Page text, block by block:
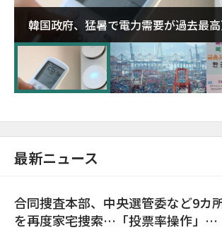
韓国政府、猛暑で電力需要が過去最
に需給対応体制を点検
最新ニュース
合同捜査本部、中央選管委など9カ
を再度家宅捜索…「投票率操作」の